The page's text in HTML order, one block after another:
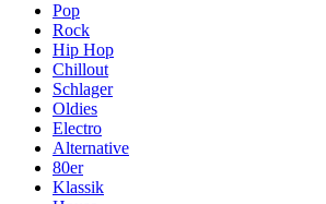
Pop
Rock
Hip Hop
Chillout
Schlager
Oldies
Electro
Alternative
80er
Klassik